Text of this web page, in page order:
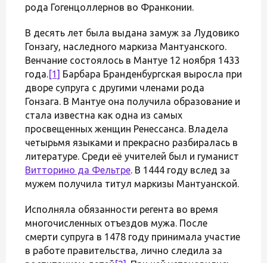
рода Гогенцоллернов во Франконии.
В десять лет была выдана замуж за Лудовико
Гонзагу, наследного маркиза Мантуанского.
Венчание состоялось в Мантуе 12 ноября 1433
года.[1] Барбара Бранденбургская выросла при
дворе супруга с другими членами рода
Гонзага. В Мантуе она получила образование и
стала известна как одна из самых
просвещенных женщин Ренессанса. Владела
четырьмя языками и прекрасно разбиралась в
литературе. Среди её учителей был и гуманист
Витторино да Фельтре. В 1444 году вслед за
мужем получила титул маркизы Мантуанской.
Исполняла обязанности регента во время
многочисленных отъездов мужа. После
смерти супруга в 1478 году принимала участие
в работе правительства, лично следила за